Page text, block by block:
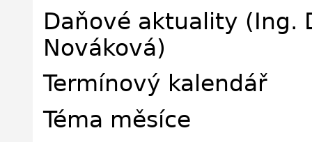
Daňové aktuality (Ing.
Nováková)
Termínový kalendář
Téma měsíce